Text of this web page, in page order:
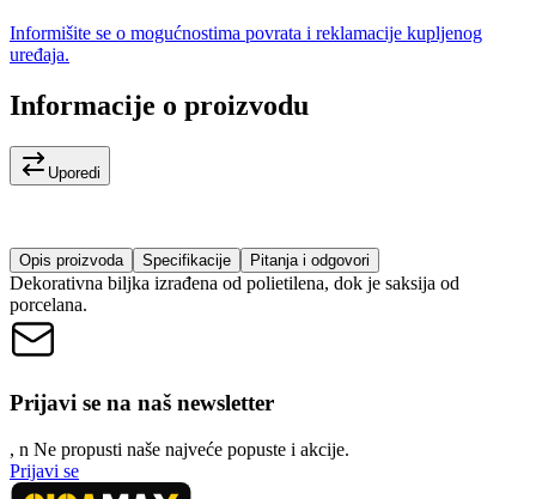
Informišite se o mogućnostima povrata i reklamacije kupljenog
uređaja.
Informacije o proizvodu
Uporedi
Opis proizvoda Specifikacije Pitanja i odgovori
Dekorativna biljka izrađena od polietilena, dok je saksija od
porcelana.
Prijavi se na naš newsletter
, n Ne propusti naše najveće popuste i akcije.
Prijavi se